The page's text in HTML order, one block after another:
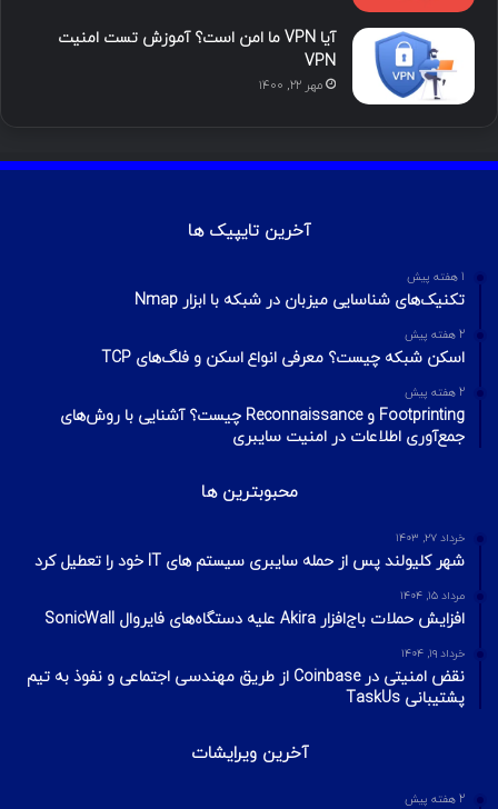
آیا VPN ما امن است؟ آموزش تست امنیت
VPN
مهر ۲۲, ۱۴۰۰
آخرین تایپیک ها
1 هفته پیش
تکنیک‌های شناسایی میزبان در شبکه با ابزار Nmap
2 هفته پیش
اسکن شبکه چیست؟ معرفی انواع اسکن و فلگ‌های TCP
2 هفته پیش
Footprinting و Reconnaissance چیست؟ آشنایی با روش‌های
جمع‌آوری اطلاعات در امنیت سایبری
محبوبترین ها
خرداد ۲۷, ۱۴۰۳
شهر کلیولند پس از حمله سایبری سیستم های IT خود را تعطیل کرد
مرداد ۱۵, ۱۴۰۴
افزایش حملات باج‌افزار Akira علیه دستگاه‌های فایروال SonicWall
خرداد ۱۹, ۱۴۰۴
نقض امنیتی در Coinbase از طریق مهندسی اجتماعی و نفوذ به تیم
پشتیبانی TaskUs
آخرین ویرایشات
2 هفته پیش